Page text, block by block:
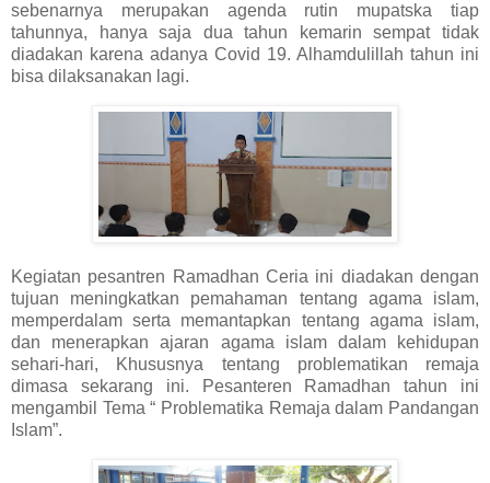
sebenarnya merupakan agenda rutin mupatska tiap
tahunnya, hanya saja dua tahun kemarin sempat tidak
diadakan karena adanya Covid 19. Alhamdulillah tahun ini
bisa dilaksanakan lagi.
Kegiatan pesantren Ramadhan Ceria ini diadakan dengan
tujuan meningkatkan pemahaman tentang agama islam,
memperdalam serta memantapkan tentang agama islam,
dan menerapkan ajaran agama islam dalam kehidupan
sehari-hari, Khususnya tentang problematikan remaja
dimasa sekarang ini. Pesanteren Ramadhan tahun ini
mengambil Tema “ Problematika Remaja dalam Pandangan
Islam”.